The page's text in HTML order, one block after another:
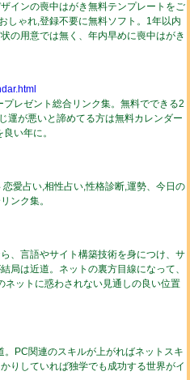
インの喪中はがき無料テンプレートをご
しゃれ,登録不要に無料ソフト。1年以内
の用意では無く、年内早めに喪中はがき
レゼント総合リンク集。無料でできる2
運が悪いと諦めてる方は無料カレンダー
い年に。
愛占い,相性占い,性格診断,運勢、今日の
ンク集。
、言語やサイト構築技術を身につけ、サ
局は近道。ネットの裏方目線になって、
ネットに惑わされない見通しの良い位置
PC関連のスキルが上がればネットスキ
りしていれば独学でも成功する世界がイ